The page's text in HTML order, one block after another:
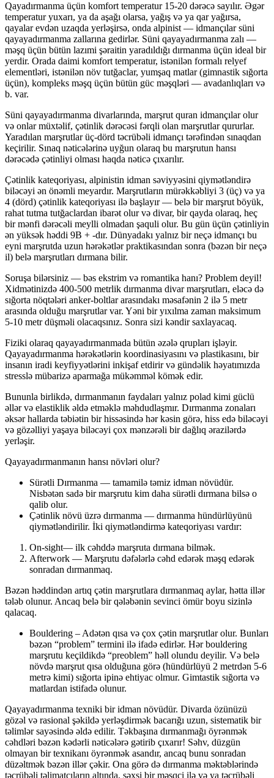
Qayadırmanma üçün komfort temperatur 15-20 dərəcə sayılır. Əgər
temperatur yuxarı, ya da aşağı olarsa, yağış və ya qar yağırsa,
qayalar evdən uzaqda yerləşirsə, onda alpinist — idmançılar süni
qayayadırmanma zallarına gedirlər. Süni qayayadırmanma zalı —
məşq üçün bütün lazımi şəraitin yaradıldığı dırmanma üçün ideal bir
yerdir. Orada daimi komfort temperatur, istənilən formalı relyef
elementləri, istənilən növ tutğaclar, yumşaq matlar (gimnastik sığorta
üçün), kompleks məşq üçün bütün güc məşqləri — avadanlıqları və
b. var.
Süni qayayadırmanma divarlarında, marşrut quran idmançılar olur
və onlar müxtəlif, çətinlik dərəcəsi fərqli olan marşrutlar qururlar.
Yaradılan marşrutlar üç-dörd təcrübəli idmançı tərəfindən sınaqdan
keçirilir. Sınaq nəticələrinə uyğun olaraq bu marşrutun hansı
dərəcədə çətinliyi olması haqda nəticə çıxarılır.
Çətinlik kateqoriyası, alpinistin idman səviyyəsini qiymətləndirə
biləcəyi ən önəmli meyardır. Marşrutların mürəkkəbliyi 3 (üç) və ya
4 (dörd) çətinlik kateqoriyası ilə başlayır — belə bir marşrut böyük,
rahat tutma tutğaclardan ibarət olur və divar, bir qayda olaraq, heç
bir mənfi dərəcəli meylli olmadan şaquli olur. Bu gün üçün çətinliyin
ən yüksək həddi 9B + -dır. Dünyadakı yalnız bir neçə idmançı bu
eyni marşrutda uzun hərəkətlər praktikasından sonra (bəzən bir neçə
il) belə marşrutları dırmana bilir.
Soruşa bilərsiniz — bəs ekstrim və romantika hanı? Problem deyil!
Xidmətinizdə 400-500 metrlik dırmanma divar marşrutları, eləcə də
sığorta nöqtələri anker-boltlar arasındakı məsafənin 2 ilə 5 metr
arasında olduğu marşrutlar var. Yəni bir yıxılma zaman maksimum
5-10 metr düşməli olacaqsınız. Sonra sizi kəndir saxlayacaq.
Fiziki olaraq qayayadırmanmada bütün əzələ qrupları işləyir.
Qayayadırmanma hərəkətlərin koordinasiyasını və plastikasını, bir
insanın iradi keyfiyyətlərini inkişaf etdirir və gündəlik həyatımızda
stresslə mübarizə aparmağa mükəmməl kömək edir.
Bununla birlikdə, dırmanmanın faydaları yalnız polad kimi güclü
əllər və elastiklik əldə etməklə məhdudlaşmır. Dırmanma zonaları
əksər hallarda təbiətin bir hissəsində hər kəsin görə, hiss edə biləcəyi
və gözəlliyi yaşaya biləcəyi çox mənzərəli bir dağlıq ərazilərdə
yerləşir.
Qayayadırmanmanın hansı növləri olur?
Sürətli Dırmanma — tamamilə təmiz idman növüdür.
Nisbətən sadə bir marşrutu kim daha sürətli dırmana bilsə o
qalib olur.
Çətinlik növü üzrə dırmanma — dırmanma hündürlüyünü
qiymətləndirilir. İki qiymətləndirmə kateqoriyası vardır:
On-sight— ilk cəhddə marşruta dırmana bilmək.
Afterwork — Marşrutu dəfələrlə cəhd edərək məşq edərək
sonradan dırmanmaq.
Bəzən həddindən artıq çətin marşrutlara dırmanmaq aylar, hətta illər
tələb olunur. Ancaq belə bir qələbənin sevinci ömür boyu sizinlə
qalacaq.
Bouldering – Adətən qısa və çox çətin marşrutlar olur. Bunları
bəzən “problem” termini ilə ifadə edirlər. Hər bouldering
marşrutu keçildikdə “preoblem” həll olundu deyilir. Və belə
növdə marşrut qısa olduğuna görə (hündürlüyü 2 metrdən 5-6
metrə kimi) sığorta ipinə ehtiyac olmur. Gimtastik sığorta və
matlardan istifadə olunur.
Qayayadırmanma texniki bir idman növüdür. Divarda özünüzü
gözəl və rasional şəkildə yerləşdirmək bacarığı uzun, sistematik bir
təlimlər sayəsində əldə edilir. Təkbaşına dırmanmağı öyrənmək
cəhdləri bəzən kədərli nəticələrə gətirib çıxarır! Səhv, düzgün
olmayan bir texnikanı öyrənmək asandır, ancaq bunu sonradan
düzəltmək bəzən illər çəkir. Ona görə də dırmanma məktəblərində
təcrübəli təlimatçıların altında, şəxsi bir məşqçi ilə və ya təcrübəli